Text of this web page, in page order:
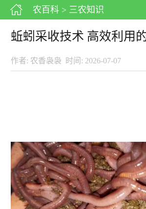
农百科 > 三农知识
蚯蚓采收技术 高效利用
作者: 农香袅袅 时间: 2026-07-07